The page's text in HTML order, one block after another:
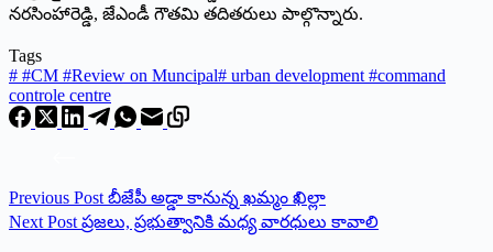
నరసింహారెడ్డి, జేఎండీ గౌతమి తదితరులు పాల్గొన్నారు.
Tags
# #CM #Review on Muncipal# urban development #command
controle centre
Previous Post బీజేపీ అడ్డా కానున్న ఖమ్మం ఖిల్లా
Next Post ప్రజలు, ప్రభుత్వానికి మధ్య వారధులు కావాలి